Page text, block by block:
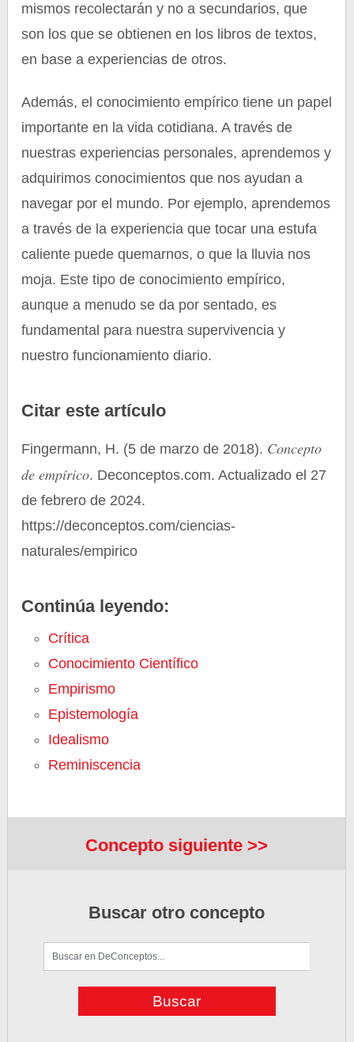
mismos recolectarán y no a secundarios, que
son los que se obtienen en los libros de textos,
en base a experiencias de otros.
Además, el conocimiento empírico tiene un papel
importante en la vida cotidiana. A través de
nuestras experiencias personales, aprendemos y
adquirimos conocimientos que nos ayudan a
navegar por el mundo. Por ejemplo, aprendemos
a través de la experiencia que tocar una estufa
caliente puede quemarnos, o que la lluvia nos
moja. Este tipo de conocimiento empírico,
aunque a menudo se da por sentado, es
fundamental para nuestra supervivencia y
nuestro funcionamiento diario.
Citar este artículo
Fingermann, H. (5 de marzo de 2018). Concepto
de empírico. Deconceptos.com. Actualizado el 27
de febrero de 2024.
https://deconceptos.com/ciencias-
naturales/empirico
Continúa leyendo:
Crítica
Conocimiento Científico
Empirismo
Epistemología
Idealismo
Reminiscencia
Concepto siguiente >>
Buscar otro concepto